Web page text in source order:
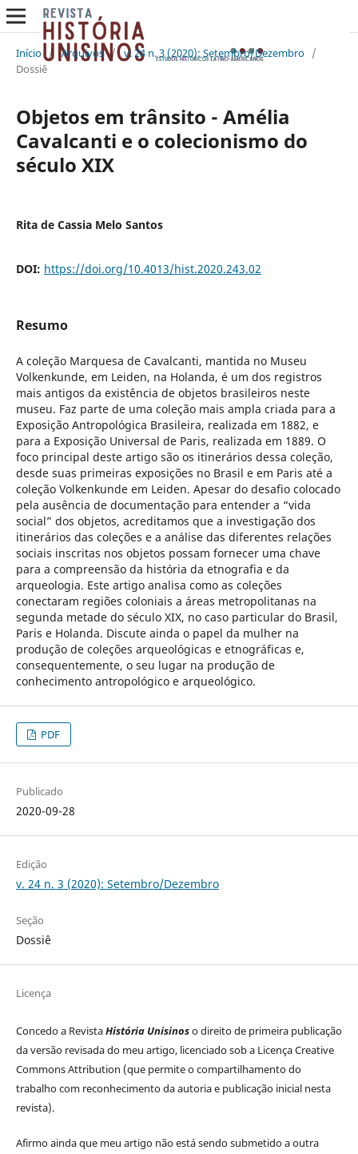
Início / Arquivos / v. 24 n. 3 (2020): Setembro/Dezembro /
Dossiê
Objetos em trânsito - Amélia
Cavalcanti e o colecionismo do
século XIX
Rita de Cassia Melo Santos
DOI: https://doi.org/10.4013/hist.2020.243.02
Resumo
A coleção Marquesa de Cavalcanti, mantida no Museu
Volkenkunde, em Leiden, na Holanda, é um dos registros
mais antigos da existência de objetos brasileiros neste
museu. Faz parte de uma coleção mais ampla criada para a
Exposição Antropológica Brasileira, realizada em 1882, e
para a Exposição Universal de Paris, realizada em 1889. O
foco principal deste artigo são os itinerários dessa coleção,
desde suas primeiras exposições no Brasil e em Paris até a
coleção Volkenkunde em Leiden. Apesar do desafio colocado
pela ausência de documentação para entender a “vida
social” dos objetos, acreditamos que a investigação dos
itinerários das coleções e a análise das diferentes relações
sociais inscritas nos objetos possam fornecer uma chave
para a compreensão da história da etnografia e da
arqueologia. Este artigo analisa como as coleções
conectaram regiões coloniais a áreas metropolitanas na
segunda metade do século XIX, no caso particular do Brasil,
Paris e Holanda. Discute ainda o papel da mulher na
produção de coleções arqueológicas e etnográficas e,
consequentemente, o seu lugar na produção de
conhecimento antropológico e arqueológico.
PDF
Publicado
2020-09-28
Edição
v. 24 n. 3 (2020): Setembro/Dezembro
Seção
Dossiê
Licença
Concedo a RevistaHistória Unisinoso direito de primeira publicação
da versão revisada do meu artigo, licenciado sob a Licença Creative
Commons Attribution (que permite o compartilhamento do
trabalho com reconhecimento da autoria e publicação inicial nesta
revista).
Afirmo ainda que meu artigo não está sendo submetido a outra